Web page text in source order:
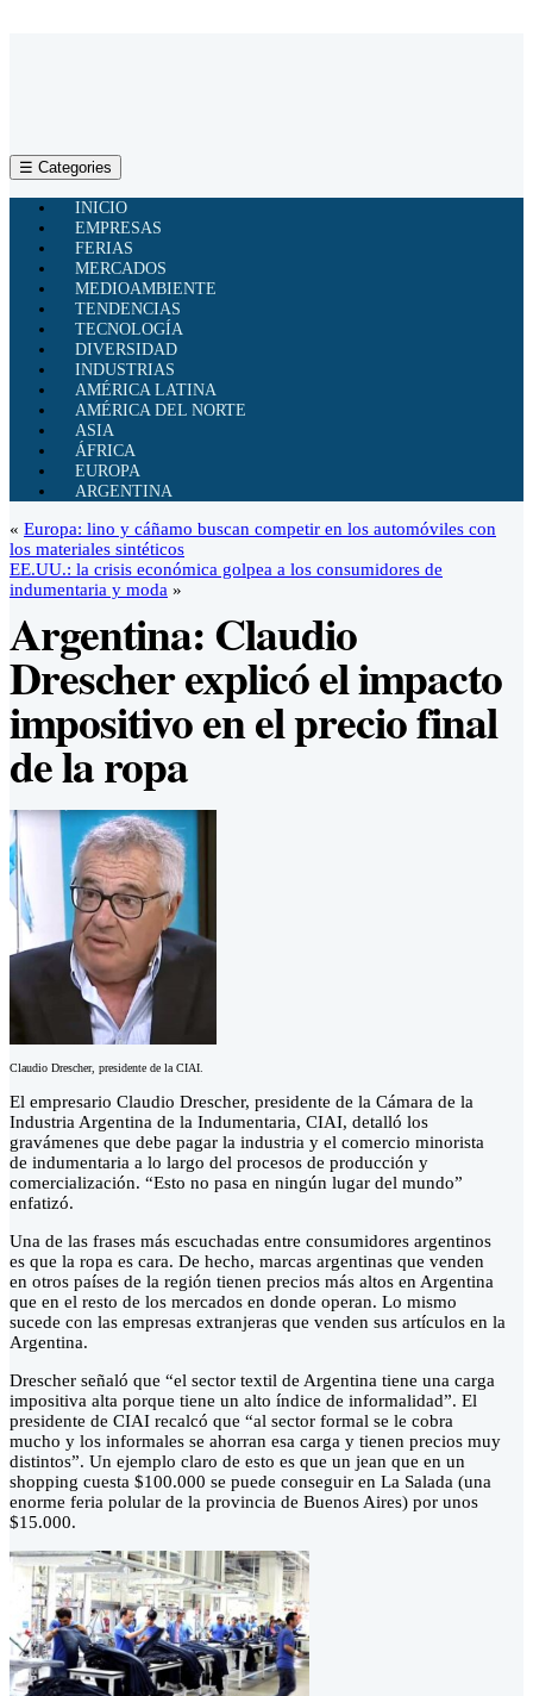
☰ Categories
INICIO
EMPRESAS
FERIAS
MERCADOS
MEDIOAMBIENTE
TENDENCIAS
TECNOLOGÍA
DIVERSIDAD
INDUSTRIAS
AMÉRICA LATINA
AMÉRICA DEL NORTE
ASIA
ÁFRICA
EUROPA
ARGENTINA
« Europa: lino y cáñamo buscan competir en los automóviles con
los materiales sintéticos
EE.UU.: la crisis económica golpea a los consumidores de
indumentaria y moda »
Argentina: Claudio
Drescher explicó el impacto
impositivo en el precio final
de la ropa
Claudio Drescher, presidente de la CIAI.
El empresario Claudio Drescher, presidente de la Cámara de la
Industria Argentina de la Indumentaria, CIAI, detalló los
gravámenes que debe pagar la industria y el comercio minorista
de indumentaria a lo largo del procesos de producción y
comercialización. “Esto no pasa en ningún lugar del mundo”
enfatizó.
Una de las frases más escuchadas entre consumidores argentinos
es que la ropa es cara. De hecho, marcas argentinas que venden
en otros países de la región tienen precios más altos en Argentina
que en el resto de los mercados en donde operan. Lo mismo
sucede con las empresas extranjeras que venden sus artículos en la
Argentina.
Drescher señaló que “el sector textil de Argentina tiene una carga
impositiva alta porque tiene un alto índice de informalidad”. El
presidente de CIAI recalcó que “al sector formal se le cobra
mucho y los informales se ahorran esa carga y tienen precios muy
distintos”. Un ejemplo claro de esto es que un jean que en un
shopping cuesta $100.000 se puede conseguir en La Salada (una
enorme feria polular de la provincia de Buenos Aires) por unos
$15.000.